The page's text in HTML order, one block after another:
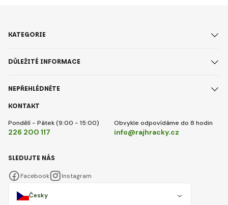
KONTAKT
Pondělí - Pátek (9:00 - 15:00)
226 200 117
Obvykle odpovídáme do 8 hodin
info@rajhracky.cz
KATEGORIE
DŮLEŽITÉ INFORMACE
NEPŘEHLÉDNĚTE
Česky
SLEDUJTE NÁS
Facebook Instagram